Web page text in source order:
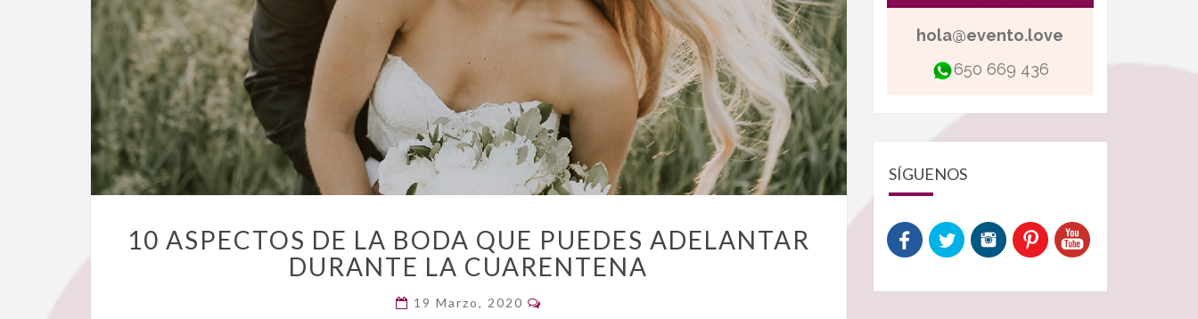
ASPECTOS
DE
BODA
10 ASPECTOS DE LA BODA QUE PUEDES ADELANTAR
DURANTE LA CUARENTENA
19 Marzo, 2020
hola@evento.love
650 669 436
SÍGUENOS